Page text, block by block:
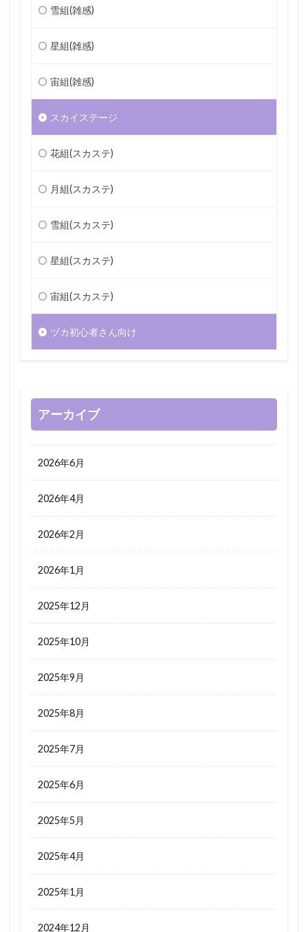
雪組(雑感)
星組(雑感)
宙組(雑感)
スカイステージ
花組(スカステ)
月組(スカステ)
雪組(スカステ)
星組(スカステ)
宙組(スカステ)
ヅカ初心者さん向け
アーカイブ
2026年6月
2026年4月
2026年2月
2026年1月
2025年12月
2025年10月
2025年9月
2025年8月
2025年7月
2025年6月
2025年5月
2025年4月
2025年1月
2024年12月